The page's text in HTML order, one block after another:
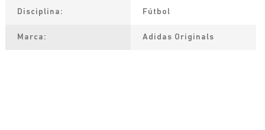
Disciplina Fútbol
Marca Adidas Originals